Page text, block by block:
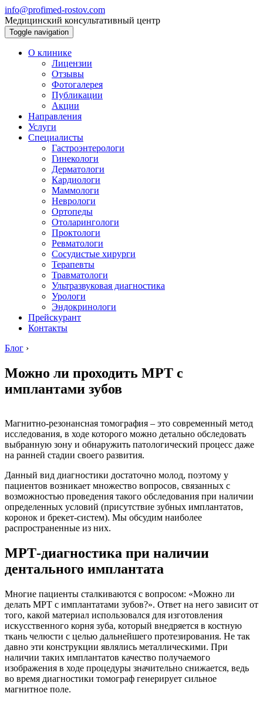
info@profimed-rostov.com
Медицинский консультативный центр
Toggle navigation
О клинике
Лицензии
Отзывы
Фотогалерея
Публикации
Акции
Направления
Услуги
Специалисты
Гастроэнтерологи
Гинекологи
Дерматологи
Кардиологи
Маммологи
Неврологи
Ортопеды
Отоларингологи
Проктологи
Ревматологи
Сосудистые хирурги
Терапевты
Травматологи
Ультразвуковая диагностика
Урологи
Эндокринологи
Прейскурант
Контакты
Блог ›
Можно ли проходить МРТ с
имплантами зубов
Магнитно-резонансная томография – это современный метод
исследования, в ходе которого можно детально обследовать
выбранную зону и обнаружить патологический процесс даже
на ранней стадии своего развития.
Данный вид диагностики достаточно молод, поэтому у
пациентов возникает множество вопросов, связанных с
возможностью проведения такого обследования при наличии
определенных условий (присутствие зубных имплантатов,
коронок и брекет-систем). Мы обсудим наиболее
распространенные из них.
МРТ-диагностика при наличии
дентального имплантата
Многие пациенты сталкиваются с вопросом: «Можно ли
делать МРТ с имплантатами зубов?». Ответ на него зависит от
того, какой материал использовался для изготовления
искусственного корня зуба, который внедряется в костную
ткань челюсти с целью дальнейшего протезирования. Не так
давно эти конструкции являлись металлическими. При
наличии таких имплантатов качество получаемого
изображения в ходе процедуры значительно снижается, ведь
во время диагностики томограф генерирует сильное
магнитное поле.